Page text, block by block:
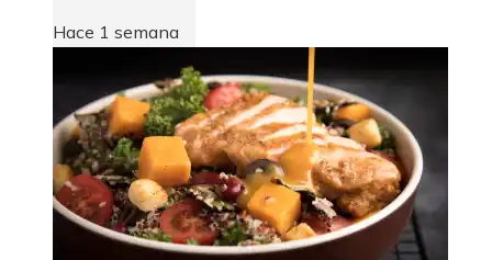
Hace 1 semana